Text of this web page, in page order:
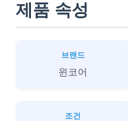
제품 속성
브랜드
윈코어
조건